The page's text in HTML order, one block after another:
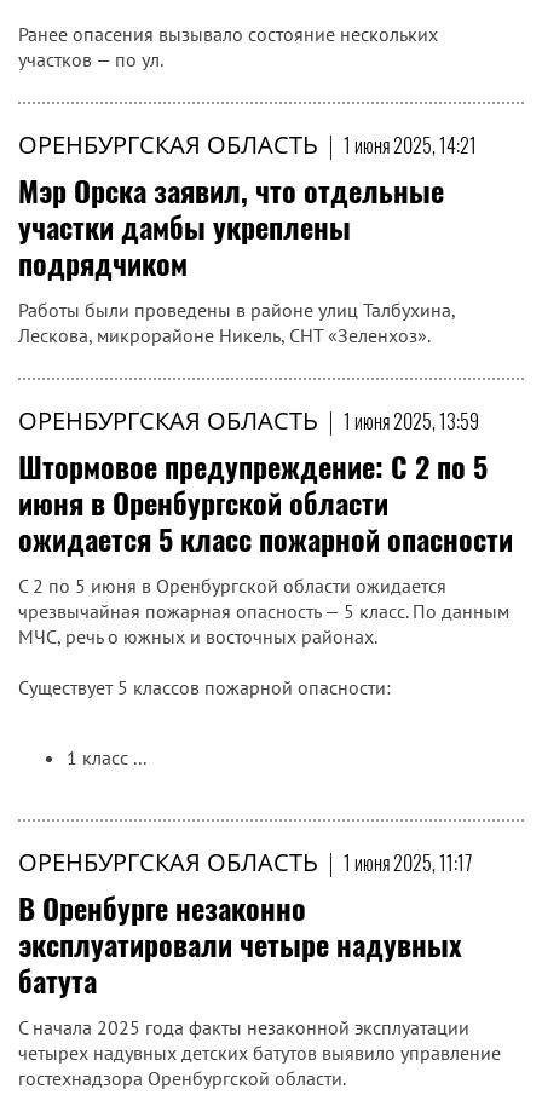
Ранее опасения вызывало состояние нескольких
участков — по ул.
ОРЕНБУРГСКАЯ ОБЛАСТЬ | 1 июня 2025, 14:21
Мэр Орска заявил, что отдельные
участки дамбы укреплены
подрядчиком
Работы были проведены в районе улиц Талбухина,
Лескова, микрорайоне Никель, СНТ «Зеленхоз».
ОРЕНБУРГСКАЯ ОБЛАСТЬ | 1 июня 2025, 13:59
Штормовое предупреждение: С 2 по 5
июня в Оренбургской области
ожидается 5 класс пожарной опасности
С 2 по 5 июня в Оренбургской области ожидается
чрезвычайная пожарная опасность — 5 класс. По данным
МЧС, речь о южных и восточных районах.
Существует 5 классов пожарной опасности:
1 класс ...
ОРЕНБУРГСКАЯ ОБЛАСТЬ | 1 июня 2025, 11:17
В Оренбурге незаконно
эксплуатировали четыре надувных
батута
С начала 2025 года факты незаконной эксплуатации
четырех надувных детских батутов выявило управление
гостехнадзора Оренбургской области.